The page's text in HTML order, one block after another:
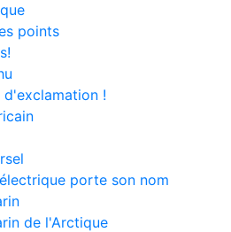
points
!
porte son nom
de l'Arctique